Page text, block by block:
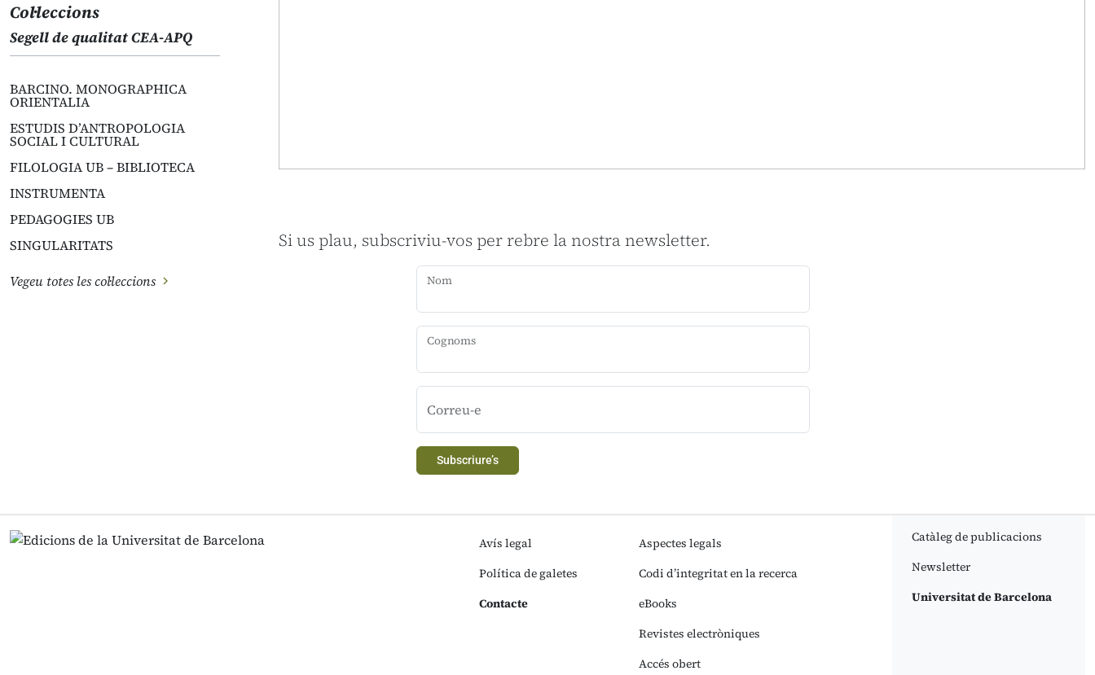
Col·leccions
Segell de qualitat CEA-APQ
BARCINO. MONOGRAPHICA
ORIENTALIA
ESTUDIS D’ANTROPOLOGIA
SOCIAL I CULTURAL
FILOLOGIA UB – BIBLIOTECA
INSTRUMENTA
PEDAGOGIES UB
SINGULARITATS
Vegeu totes les col·leccions
Si us plau, subscriviu-vos per rebre la nostra newsletter.
Nom
Cognoms
Correu-e
Subscriure’s
Avís legal
Política de galetes
Contacte
Aspectes legals
Codi d’integritat en la recerca
eBooks
Revistes electròniques
Accés obert
Catàleg de publicacions
Newsletter
Universitat de Barcelona